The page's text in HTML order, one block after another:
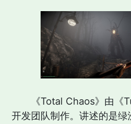
《Total Chaos》由《
开发团队制作。讲述的是